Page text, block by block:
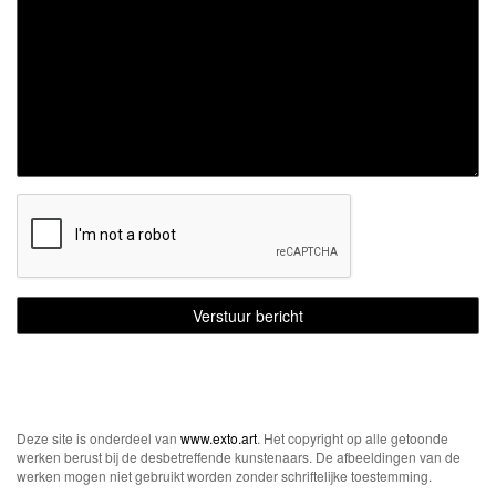
Deze site is onderdeel van www.exto.art. Het copyright op alle getoonde
werken berust bij de desbetreffende kunstenaars. De afbeeldingen van de
werken mogen niet gebruikt worden zonder schriftelijke toestemming.